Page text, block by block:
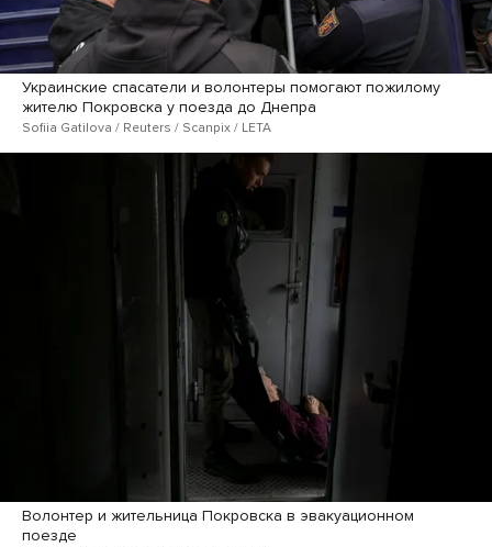
Украинские спасатели и волонтеры помогают пожилому
жителю Покровска у поезда до Днепра
Sofiia Gatilova / Reuters / Scanpix / LETA
Волонтер и жительница Покровска в эвакуационном
поезде